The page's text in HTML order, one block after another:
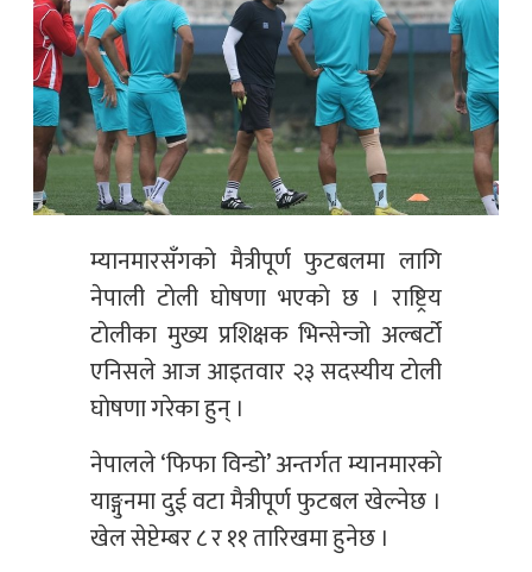
म्यानमारसँगकाे मैत्रीपूर्ण फुटबलमा लागि
नेपाली टाेली घाेषणा भएकाे छ । राष्ट्रिय
टाेलीका मुख्य प्रशिक्षक भिन्सेन्जो अल्बर्टो
एनिसले आज आइतवार २३ सदस्यीय टाेली
घाेषणा गरेका हुन् ।
नेपालले ‘फिफा विन्डो’ अन्तर्गत म्यानमारकाे
याङ्गुनमा दुई वटा मैत्रीपूर्ण फुटबल खेल्नेछ ।
खेल सेप्टेम्बर ८ र ११ तारिखमा हुनेछ ।